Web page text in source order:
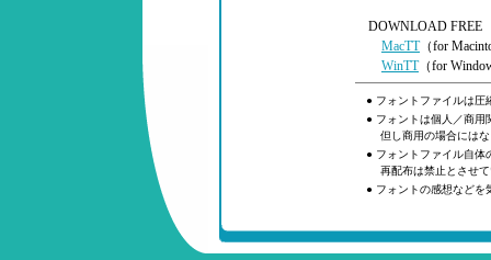
DOWNLOAD FREE
MacTT（for
WinTT（for
● フォントファイルは圧
● フォントは個人／商用
但し商用の場合にはな
● フォントファイル自体
再配布は禁止とさせて
● フォントの感想などを